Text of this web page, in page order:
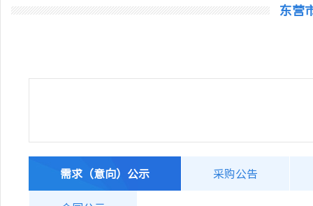
东营
需求（意向）公示 采购公告